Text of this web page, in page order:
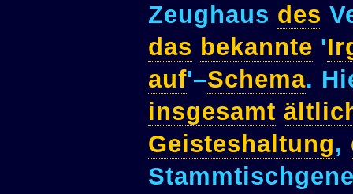
Zeughaus des
das bekannte '
auf'–Schema.
insgesamt
Geisteshaltung,